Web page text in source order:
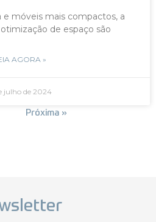
e móveis mais compactos, a
de espaço são
AGORA »
julho de 2024
Próxima »